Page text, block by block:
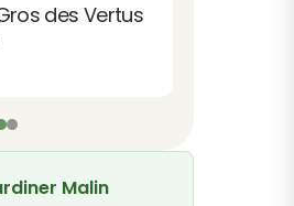
des Vertus
Malin